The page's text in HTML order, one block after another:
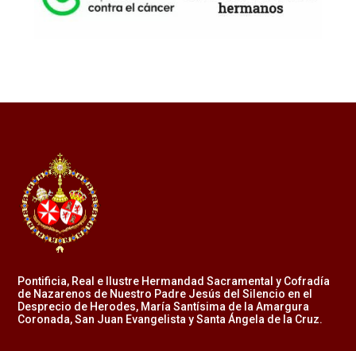
Pontificia, Real e Ilustre Hermandad Sacramental y Cofradía
de Nazarenos de Nuestro Padre Jesús del Silencio en el
Desprecio de Herodes, María Santísima de la Amargura
Coronada, San Juan Evangelista y Santa Ángela de la Cruz.